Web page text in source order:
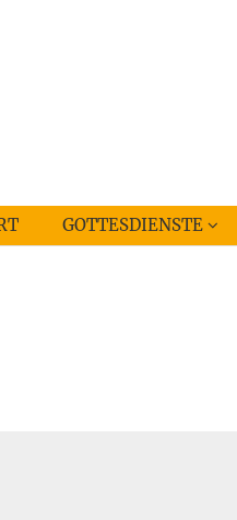
GOTTESDIENSTE